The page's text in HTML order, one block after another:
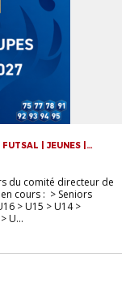
| JEUNES |
du comité directeur de
cours : > Seniors
> U15 > U14 >
U...